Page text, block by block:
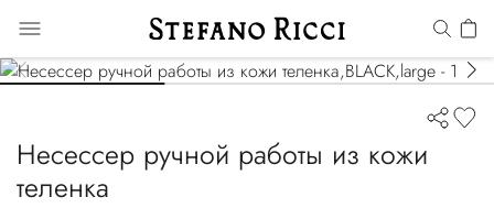
Несессер ручной работы из кожи
теленка